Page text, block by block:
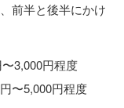
前半と後半にかけ
3,000円程度
〜5,000円程度